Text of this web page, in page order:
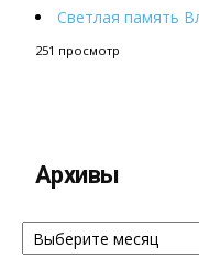
Светлая память
251 просмотр
Архивы
Архивы